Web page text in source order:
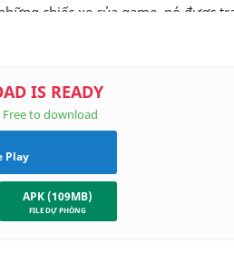
chiếc xe của game, nó được
mọi chi tiết của chiếc xe khi nó
xe bình thường, người chơi phải
thường không bao giờ là đủ đối
Play
APK (109MB)